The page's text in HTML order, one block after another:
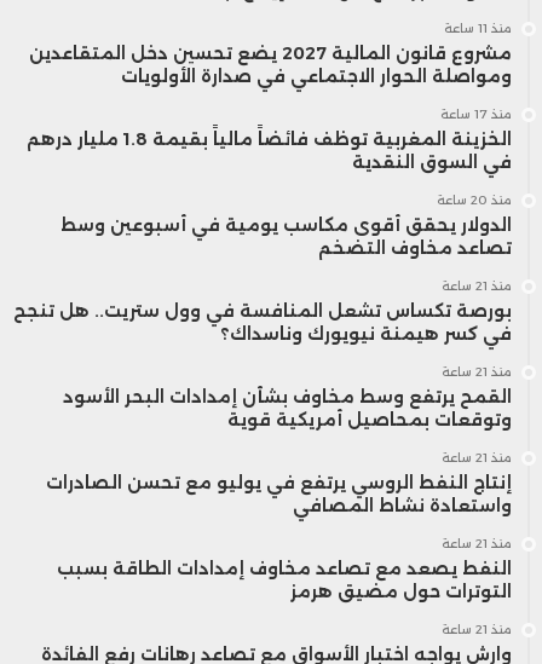
منذ 11 ساعة
مشروع قانون المالية 2027 يضع تحسين دخل المتقاعدين
ومواصلة الحوار الاجتماعي في صدارة الأولويات
منذ 17 ساعة
الخزينة المغربية توظف فائضاً مالياً بقيمة 1.8 مليار درهم
في السوق النقدية
منذ 20 ساعة
الدولار يحقق أقوى مكاسب يومية في أسبوعين وسط
تصاعد مخاوف التضخم
منذ 21 ساعة
بورصة تكساس تشعل المنافسة في وول ستريت.. هل تنجح
في كسر هيمنة نيويورك وناسداك؟
منذ 21 ساعة
القمح يرتفع وسط مخاوف بشأن إمدادات البحر الأسود
وتوقعات بمحاصيل أمريكية قوية
منذ 21 ساعة
إنتاج النفط الروسي يرتفع في يوليو مع تحسن الصادرات
واستعادة نشاط المصافي
منذ 21 ساعة
النفط يصعد مع تصاعد مخاوف إمدادات الطاقة بسبب
التوترات حول مضيق هرمز
منذ 21 ساعة
وارش يواجه اختبار الأسواق مع تصاعد رهانات رفع الفائدة